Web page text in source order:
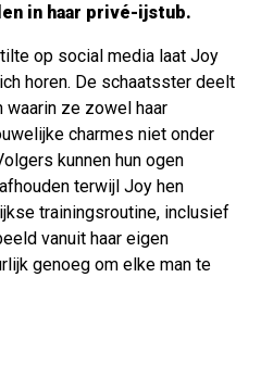
in haar privé-ijstub.
op social media laat Joy
horen. De schaatsster deelt
ze zowel haar
charmes niet onder
kunnen hun ogen
terwijl Joy hen
trainingsroutine, inclusief
vanuit haar eigen
genoeg om elke man te